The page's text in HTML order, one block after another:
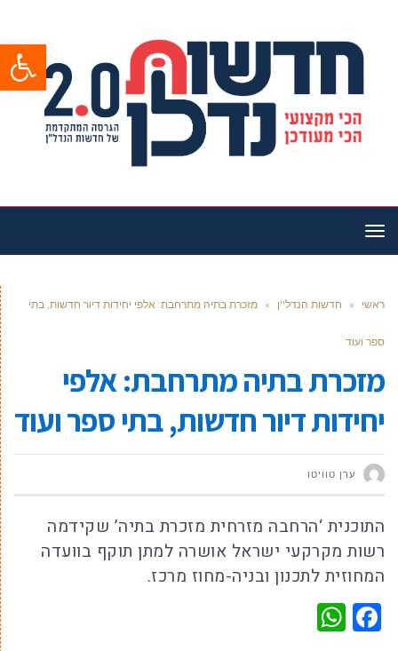
פתח
תפריט
ראשי » חדשות הנדל''ן » מזכרת בתיה מתרחבת: אלפי יחידות דיור חדשות, בתי
ספר ועוד
מזכרת בתיה מתרחבת: אלפי
יחידות דיור חדשות, בתי ספר ועוד
ערן טוויטו
התוכנית ‘הרחבה מזרחית מזכרת בתיה’ שקידמה
רשות מקרקעי ישראל אושרה למתן תוקף בוועדה
המחוזית לתכנון ובניה-מחוז מרכז.
Facebook